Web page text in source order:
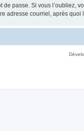
de passe. Si vous
adresse courriel, après